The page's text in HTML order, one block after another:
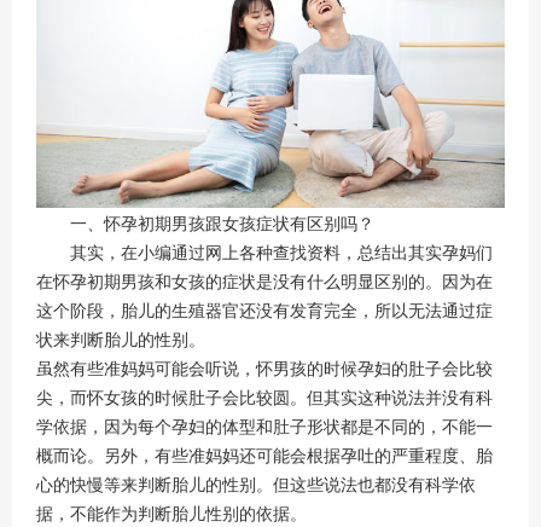
一、怀孕初期男孩跟女孩症状有区别吗？
其实，在小编通过网上各种查找资料，总结出其实孕妈们
在怀孕初期男孩和女孩的症状是没有什么明显区别的。因为在
这个阶段，胎儿的生殖器官还没有发育完全，所以无法通过症
状来判断胎儿的性别。
虽然有些准妈妈可能会听说，怀男孩的时候孕妇的肚子会比较
尖，而怀女孩的时候肚子会比较圆。但其实这种说法并没有科
学依据，因为每个孕妇的体型和肚子形状都是不同的，不能一
概而论。另外，有些准妈妈还可能会根据孕吐的严重程度、胎
心的快慢等来判断胎儿的性别。但这些说法也都没有科学依
据，不能作为判断胎儿性别的依据。